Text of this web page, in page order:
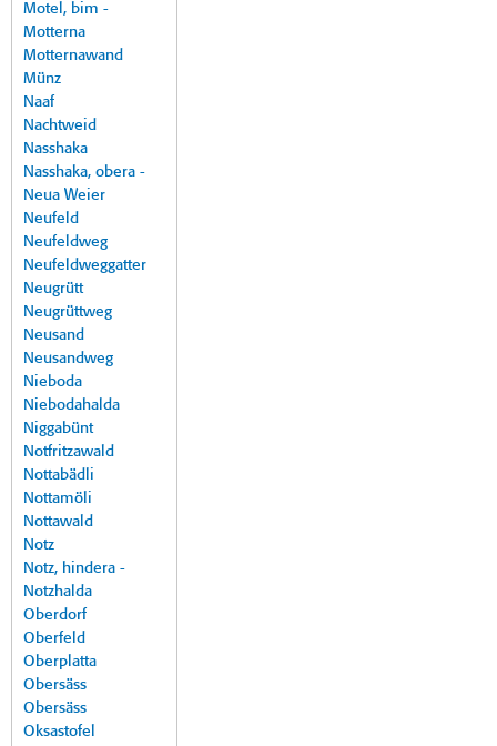
Motel, bim -
Motterna
Motternawand
Münz
Naaf
Nachtweid
Nasshaka
Nasshaka, obera -
Neua Weier
Neufeld
Neufeldweg
Neufeldweggatter
Neugrütt
Neugrüttweg
Neusand
Neusandweg
Nieboda
Niebodahalda
Niggabünt
Notfritzawald
Nottabädli
Nottamöli
Nottawald
Notz
Notz, hindera -
Notzhalda
Oberdorf
Oberfeld
Oberplatta
Obersäss
Obersäss
Oksastofel